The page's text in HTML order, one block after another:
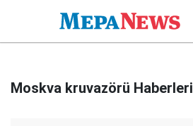
Moskva kruvazörü Haberleri